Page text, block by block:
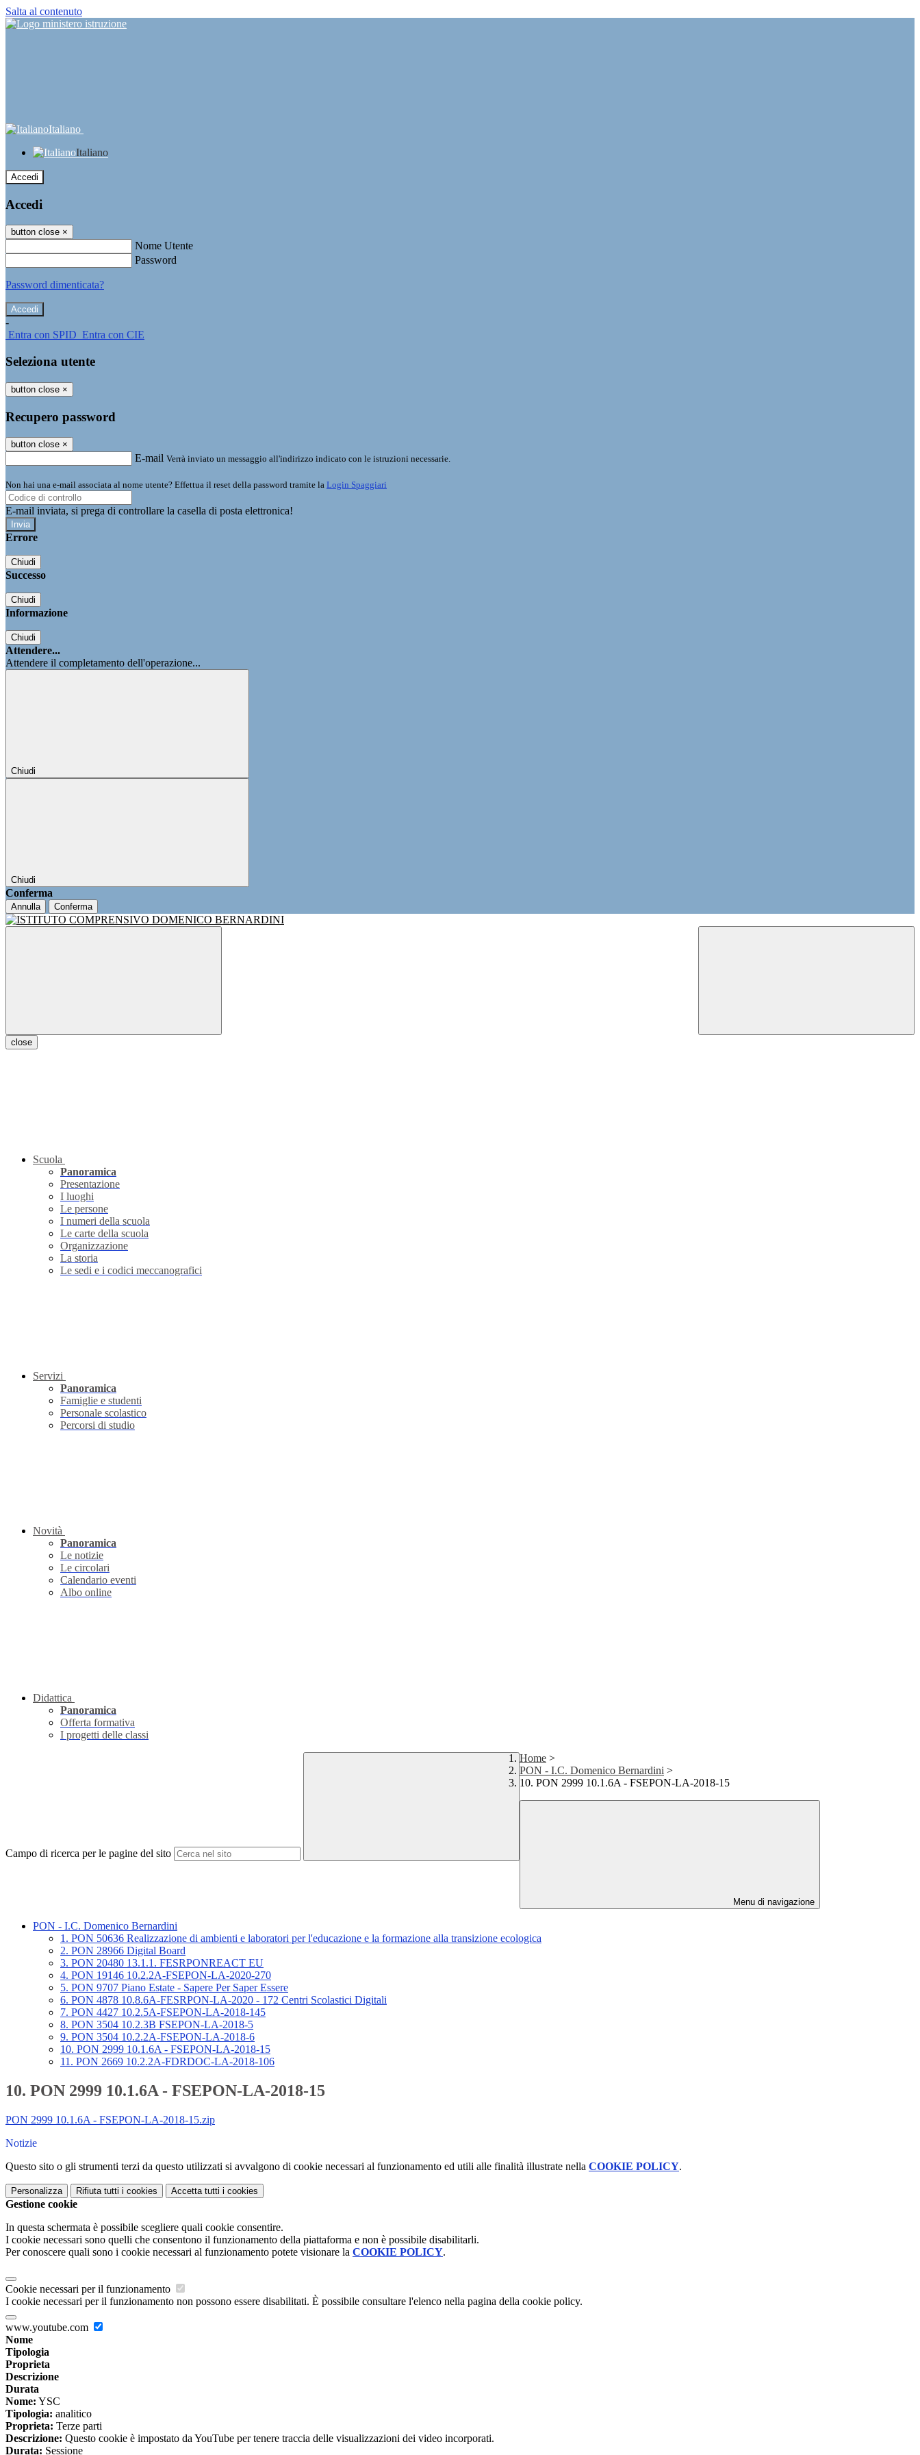
Salta al contenuto
Italiano
Italiano
Accedi
Accedi
button close ×
Nome Utente
Password
Password dimenticata?
-
Entra con SPID Entra con CIE
Seleziona utente
button close ×
Recupero password
button close ×
E-mail Verrà inviato un messaggio all'indirizzo indicato con le istruzioni necessarie.
Non hai una e-mail associata al nome utente? Effettua il reset della password tramite la Login Spaggiari
E-mail inviata, si prega di controllare la casella di posta elettronica!
Errore
Chiudi
Successo
Chiudi
Informazione
Chiudi
Attendere...
Attendere il completamento dell'operazione...
Chiudi
Chiudi
Conferma
Annulla Conferma
close
Scuola
Panoramica
Presentazione
I luoghi
Le persone
I numeri della scuola
Le carte della scuola
Organizzazione
La storia
Le sedi e i codici meccanografici
Servizi
Panoramica
Famiglie e studenti
Personale scolastico
Percorsi di studio
Novità
Panoramica
Le notizie
Le circolari
Calendario eventi
Albo online
Didattica
Panoramica
Offerta formativa
I progetti delle classi
Campo di ricerca per le pagine del sito
Home >
PON - I.C. Domenico Bernardini >
10. PON 2999 10.1.6A - FSEPON-LA-2018-15
Menu di navigazione
PON - I.C. Domenico Bernardini
1. PON 50636 Realizzazione di ambienti e laboratori per l'educazione e la formazione alla transizione ecologica
2. PON 28966 Digital Board
3. PON 20480 13.1.1. FESRPONREACT EU
4. PON 19146 10.2.2A-FSEPON-LA-2020-270
5. PON 9707 Piano Estate - Sapere Per Saper Essere
6. PON 4878 10.8.6A-FESRPON-LA-2020 - 172 Centri Scolastici Digitali
7. PON 4427 10.2.5A-FSEPON-LA-2018-145
8. PON 3504 10.2.3B FSEPON-LA-2018-5
9. PON 3504 10.2.2A-FSEPON-LA-2018-6
10. PON 2999 10.1.6A - FSEPON-LA-2018-15
11. PON 2669 10.2.2A-FDRDOC-LA-2018-106
10. PON 2999 10.1.6A - FSEPON-LA-2018-15
PON 2999 10.1.6A - FSEPON-LA-2018-15.zip
Notizie
Questo sito o gli strumenti terzi da questo utilizzati si avvalgono di cookie necessari al funzionamento ed utili alle finalità illustrate nella COOKIE POLICY.
Personalizza Rifiuta tutti i cookies Accetta tutti i cookies
Gestione cookie
In questa schermata è possibile scegliere quali cookie consentire.
I cookie necessari sono quelli che consentono il funzionamento della piattaforma e non è possibile disabilitarli.
Per conoscere quali sono i cookie necessari al funzionamento potete visionare la COOKIE POLICY.
Cookie necessari per il funzionamento
I cookie necessari per il funzionamento non possono essere disabilitati. È possibile consultare l'elenco nella pagina della cookie policy.
www.youtube.com
Nome
Tipologia
Proprieta
Descrizione
Durata
Nome: YSC
Tipologia: analitico
Proprieta: Terze parti
Descrizione: Questo cookie è impostato da YouTube per tenere traccia delle visualizzazioni dei video incorporati.
Durata: Sessione